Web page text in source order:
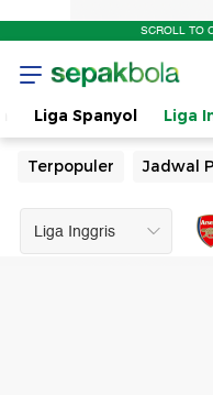
SCROLL TO
Liga Spanyol Liga
Terpopuler Jadwal